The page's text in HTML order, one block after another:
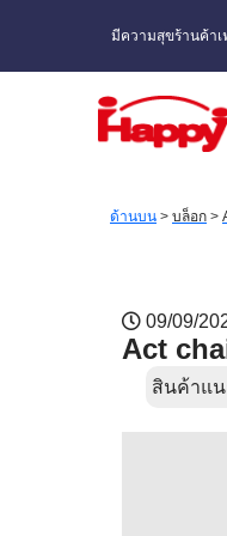
มีความสุขร้านค้า
ด้านบน > บล็อก >
09/09/
Act
สินค้าแ